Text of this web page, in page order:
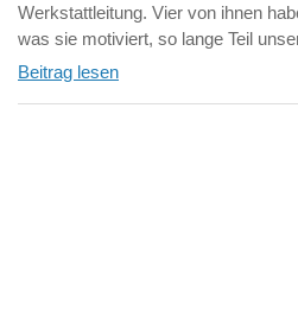
Werkstattleitung. Vier von ihnen
was sie motiviert, so lange Teil
Beitrag lesen